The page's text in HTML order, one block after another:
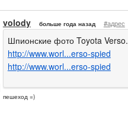
volody больше года назад #адрес
Шпионские фото Toyota Verso.
http://www.worl...erso-spied
http://www.worl...erso-spied
пешеход =)